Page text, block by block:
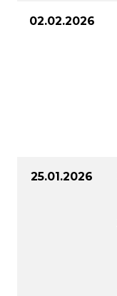
02.02.2026
25.01.2026